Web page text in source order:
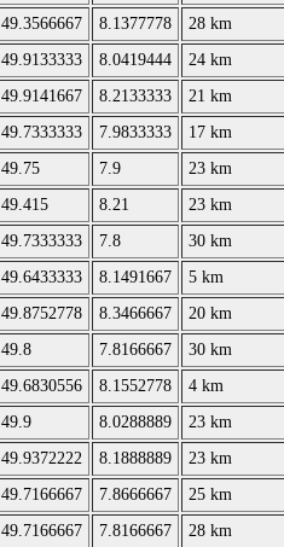
49.3566667 8.1377778
28 km
49.9133333 8.0419444
24 km
49.9141667 8.2133333
21 km
49.7333333 7.9833333
17 km
49.75 7.9
23 km
49.415 8.21
23 km
49.7333333 7.8
30 km
49.6433333 8.1491667
5 km
49.8752778 8.3466667
20 km
49.8 7.8166667
30 km
49.6830556 8.1552778
4 km
49.9 8.0288889
23 km
49.9372222 8.1888889
23 km
49.7166667 7.8666667
25 km
49.7166667 7.8166667 28 km